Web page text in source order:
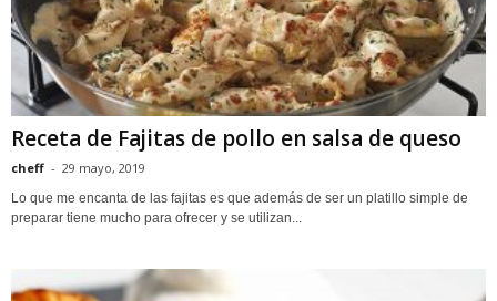
Receta de Fajitas de pollo en salsa de queso
cheff - 29 mayo, 2019
Lo que me encanta de las fajitas es que además de ser un platillo simple de
preparar tiene mucho para ofrecer y se utilizan...